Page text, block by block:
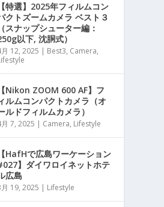
【特選】2025年フィルムコン
クトズームカメラ ベスト３
（スナップシューター編：
以下, 沈胴式）
月 12, 2025 | Best3, Camera,
【Nikon ZOOM 600 AF】フ
ルムコンパクトカメラ（オ
ルドフィルムカメラ）
7, 2025 | Camera, Lifestyle
【HafHで広島ワーケーション
】ダイワロイネットホテ
広島
19, 2025 | Lifestyle